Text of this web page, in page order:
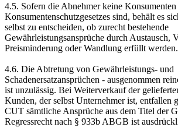
4.5. Sofern die Abnehmer keine Konsumenten
Konsumentenschutzgesetzes sind, behält es
selbst zu entscheiden, ob zurecht bestehende
Gewährleistungsansprüche durch Austausch,
Preisminderung oder Wandlung erfüllt werden.
4.6. Die Abtretung von Gewährleistungs- und
Schadenersatzansprüchen - ausgenommen
ist unzulässig. Bei Weiterverkauf der
Kunden, der selbst Unternehmer ist, entfallen
CUT sämtliche Ansprüche aus dem Titel der
Regressrecht nach § 933b ABGB ist